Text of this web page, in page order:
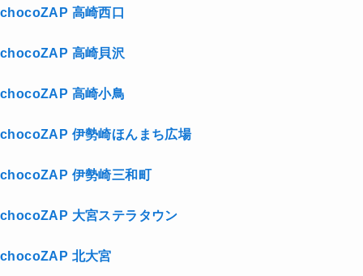
chocoZAP 高崎西口
chocoZAP 高崎貝沢
chocoZAP 高崎小鳥
chocoZAP 伊勢崎ほんまち広場
chocoZAP 伊勢崎三和町
chocoZAP 大宮ステラタウン
chocoZAP 北大宮